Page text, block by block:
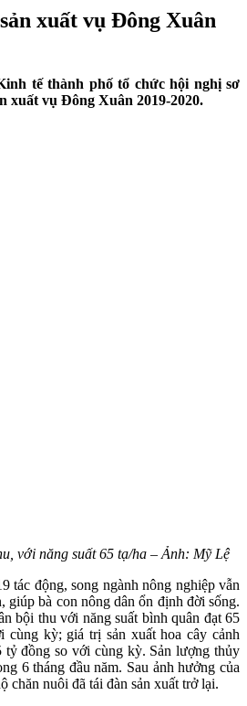
xuất vụ Đông Xuân
tế thành phố tổ chức hội nghị sơ
xuất vụ Đông Xuân 2019-2020.
với năng suất 65 tạ/ha – Ảnh: Mỹ Lệ
tác động, song ngành nông nghiệp vẫn
giúp bà con nông dân ổn định đời sống.
bội thu với năng suất bình quân đạt 65
cùng kỳ; giá trị sản xuất hoa cây cảnh
tỷ đồng so với cùng kỳ. Sản lượng thủy
6 tháng đầu năm. Sau ảnh hưởng của
chăn nuôi đã tái đàn sản xuất trở lại.